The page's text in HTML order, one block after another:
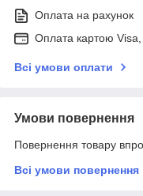
Оплата на рахунок
Оплата картою
Всі умови оплати
Умови повернення
Повернення товару
Всі умови повернення